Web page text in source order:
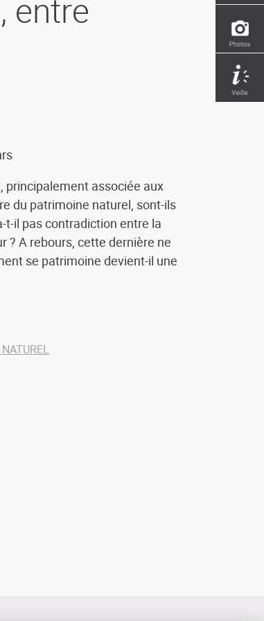
entre
principalement associée aux
du patrimoine naturel, sont-ils
t-il pas contradiction entre la
? A rebours, cette dernière ne
se patrimoine devient-il une